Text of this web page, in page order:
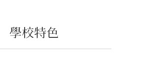
學校特色